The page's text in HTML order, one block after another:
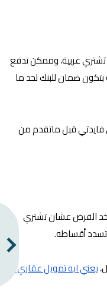
عربية، وممكن تدفع
بتكون ضمان للبنك لحد ما
قبل ماتقدم من
القرض عشان تشتري
تسدد أقساطه.
يعني ايه تمويل عقاري؟